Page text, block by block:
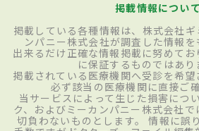
掲載情報について
掲載している各種情報は、株式会社
ンパニー株式会社が調査した情報を
出来るだけ正確な情報掲載に努めて
に保証するものではあり
掲載されている医療機関へ受診を希
必ず該当の医療機関に直接ご
当サービスによって生じた損害につ
ク、およびミーカンパニー株式会社
切負わないものとします。 情報に誤